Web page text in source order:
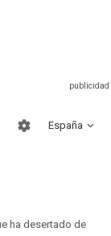
España
ha desertado de